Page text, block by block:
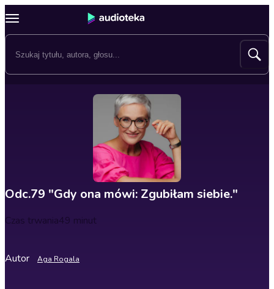
Odc.79 "Gdy ona mówi: Zgubiłam siebie."
Czas trwania49 minut
Autor Aga Rogala